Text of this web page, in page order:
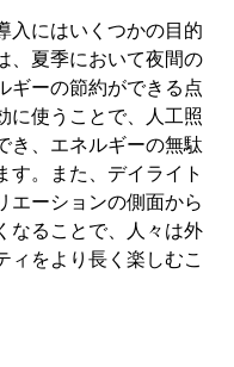
入にはいくつかの目的
、夏季において夜間の
ギーの節約ができる点
に使うことで、人工照
き、エネルギーの無駄
す。また、デイライト
エーションの側面から
なることで、人々は外
ィをより長く楽しむこ